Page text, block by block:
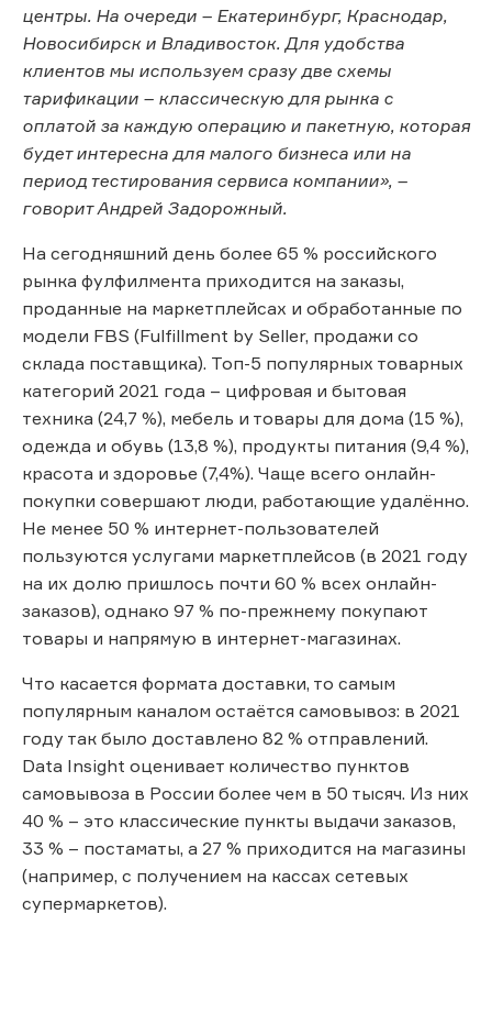
центры. На очереди – Екатеринбург, Краснодар,
Новосибирск и Владивосток. Для удобства
клиентов мы используем сразу две схемы
тарификации – классическую для рынка с
оплатой за каждую операцию и пакетную, которая
будет интересна для малого бизнеса или на
период тестирования сервиса компании», –
говорит Андрей Задорожный.
На сегодняшний день более 65 % российского
рынка фулфилмента приходится на заказы,
проданные на маркетплейсах и обработанные по
модели FBS (Fulfillment by Seller, продажи со
склада поставщика). Топ-5 популярных товарных
категорий 2021 года – цифровая и бытовая
техника (24,7 %), мебель и товары для дома (15 %),
одежда и обувь (13,8 %), продукты питания (9,4 %),
красота и здоровье (7,4%). Чаще всего онлайн-
покупки совершают люди, работающие удалённо.
Не менее 50 % интернет-пользователей
пользуются услугами маркетплейсов (в 2021 году
на их долю пришлось почти 60 % всех онлайн-
заказов), однако 97 % по-прежнему покупают
товары и напрямую в интернет-магазинах.
Что касается формата доставки, то самым
популярным каналом остаётся самовывоз: в 2021
году так было доставлено 82 % отправлений.
Data Insight оценивает количество пунктов
самовывоза в России более чем в 50 тысяч. Из них
40 % – это классические пункты выдачи заказов,
33 % – постаматы, а 27 % приходится на магазины
(например, с получением на кассах сетевых
супермаркетов).